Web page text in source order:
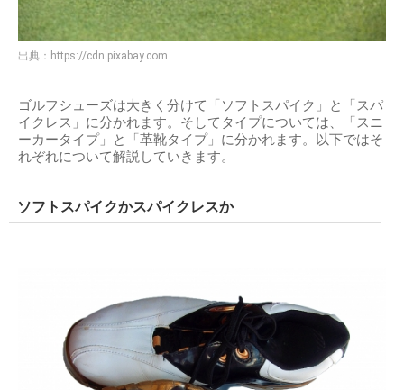
出典： https://cdn.pixabay.com
ゴルフシューズは大きく分けて「ソフトスパイク」と「スパ
イクレス」に分かれます。そしてタイプについては、「スニ
ーカータイプ」と「革靴タイプ」に分かれます。以下ではそ
れぞれについて解説していきます。
ソフトスパイクかスパイクレスか